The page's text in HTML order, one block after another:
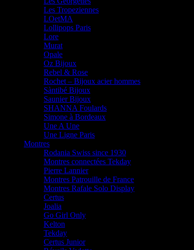
Les Tropeziennes
LOetMA
Lollipops Paris
Lore
Murat
Opale
Oz Bijoux
Rebel & Rose
Rochet – Bijoux acier hommes
Sàntibé Bijoux
Saunier Bijoux
SHANNA Foulards
Simone à Bordeaux
Une A Une
Une Ligne Paris
Montres
Rodania Swiss since 1930
Montres connectées Tekday
Pierre Lannier
Montres Patrouille de France
Montres Rafale Solo Display
Certus
Joalia
Go Girl Only
Kelton
Tekday
Certus Junior